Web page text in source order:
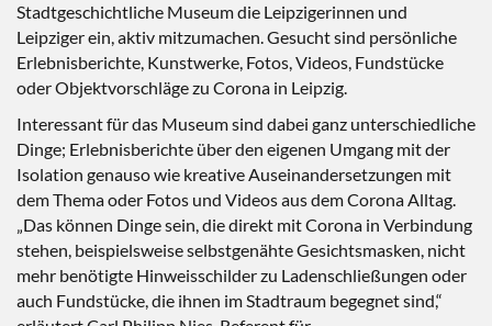
Stadtgeschichtliche Museum die Leipzigerinnen und
Leipziger ein, aktiv mitzumachen. Gesucht sind persönliche
Erlebnisberichte, Kunstwerke, Fotos, Videos, Fundstücke
oder Objektvorschläge zu Corona in Leipzig.
Interessant für das Museum sind dabei ganz unterschiedliche
Dinge; Erlebnisberichte über den eigenen Umgang mit der
Isolation genauso wie kreative Auseinandersetzungen mit
dem Thema oder Fotos und Videos aus dem Corona Alltag.
„Das können Dinge sein, die direkt mit Corona in Verbindung
stehen, beispielsweise selbstgenähte Gesichtsmasken, nicht
mehr benötigte Hinweisschilder zu Ladenschließungen oder
auch Fundstücke, die ihnen im Stadtraum begegnet sind,“